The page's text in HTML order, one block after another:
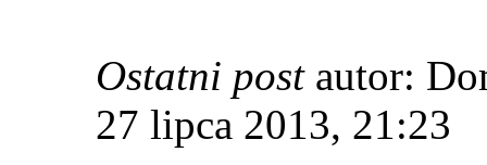
Ostatni post autor:
27 lipca 2013, 21:23